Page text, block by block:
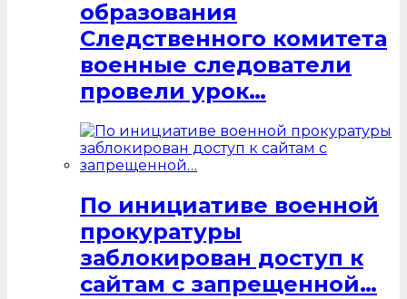
образования
Следственного комитета
военные следователи
провели урок…
По инициативе военной
прокуратуры
заблокирован доступ к
сайтам с запрещенной…